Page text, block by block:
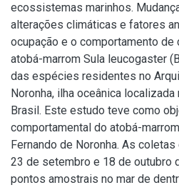
ecossistemas marinhos.
alterações climáticas e fatores
ocupação e o comportamento
atobá-marrom Sula leucogaster
das espécies residentes no
Noronha, ilha oceânica
Brasil. Este estudo teve como
comportamental do atobá-
Fernando de Noronha. As
23 de setembro e 18 de outubro
pontos amostrais no mar de